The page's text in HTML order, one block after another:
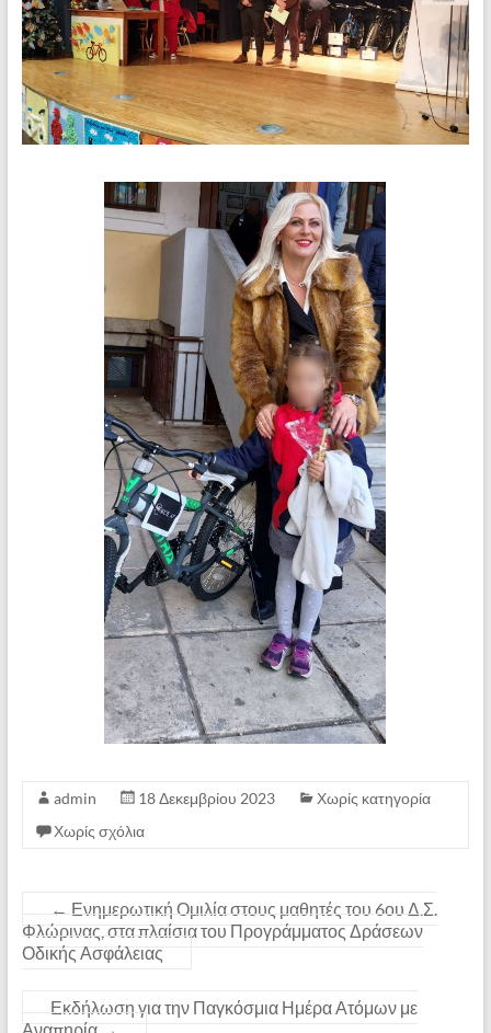
admin 18 Δεκεμβρίου 2023
Χωρίς κατηγορία
Χωρίς σχόλια
← Ενημερωτική Ομιλία στους μαθητές του 6ου Δ.Σ.
Φλώρινας, στα πλαίσια του Προγράμματος Δράσεων
Οδικής Ασφάλειας
Εκδήλωση για την Παγκόσμια Ημέρα Ατόμων με